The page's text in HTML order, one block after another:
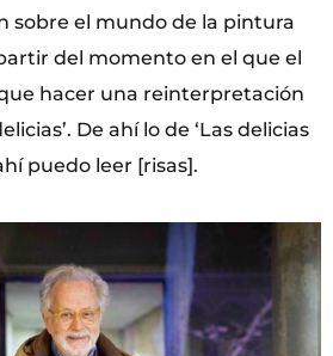
sobre el mundo de la pintura
del momento en el que el
hacer una reinterpretación
De ahí lo de ‘Las delicias
puedo leer [risas].